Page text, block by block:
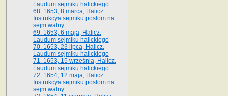
Laudum sejmiku halickiego
68. 1653, 8 marca, Halicz.
Instrukcya sejmiku posłom na
sejm walny
69. 1653, 6 maja, Halicz.
Laudum sejmiku halickiego
70. 1653, 23 lipca, Halicz.
Laudum sejmiku halickiego
71. 1653, 15 września, Halicz.
Laudum sejmiku halickiego
72. 1654, 12 maja, Halicz.
Instrukcya sejmiku posłom na
sejm walny